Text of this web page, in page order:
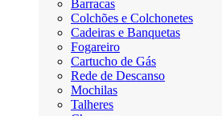
Barracas
Colchões e Colchonetes
Cadeiras e Banquetas
Fogareiro
Cartucho de Gás
Rede de Descanso
Mochilas
Talheres